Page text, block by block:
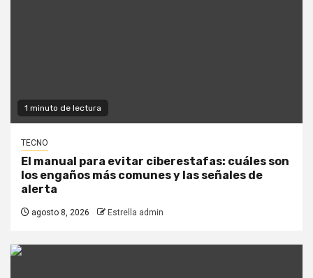
1 minuto de lectura
TECNO
El manual para evitar ciberestafas: cuáles son
los engaños más comunes y las señales de
alerta
agosto 8, 2026 Estrella admin